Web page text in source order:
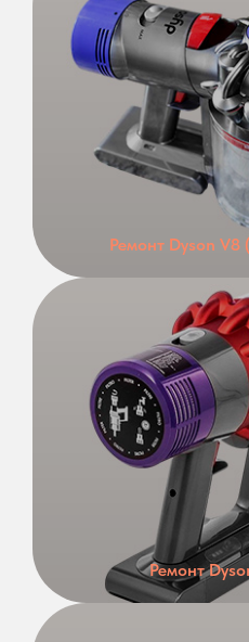
Ремонт Dyson V8
Ремонт